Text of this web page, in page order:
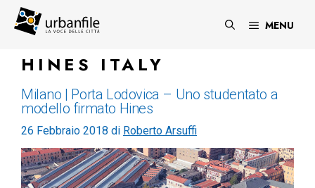
MENU
HINES ITALY
Milano | Porta Lodovica – Uno studentato a
modello firmato Hines
26 Febbraio 2018 di Roberto Arsuffi